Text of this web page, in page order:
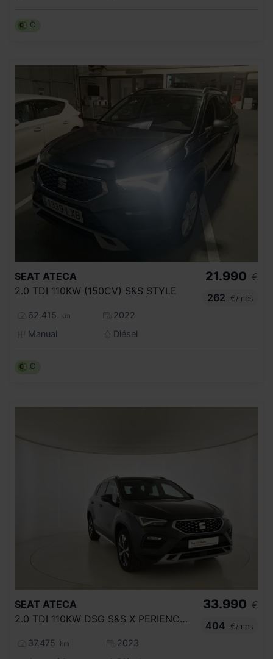
C
SEAT ATECA
2.0 TDI 110KW (150CV) S&S STYLE
62.415 km
2022
Manual
Diésel
21.990 €
262
€/mes
C
SEAT ATECA
2.0 TDI 110KW DSG S&S X PERIENCE XM
37.475 km
2023
33.990 €
404
€/mes